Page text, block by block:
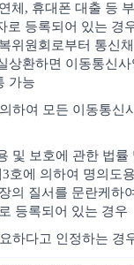
체, 휴대폰 대출 등
로 등록되어 있는 경
위원회로부터 통신
상환하면 이동통신사
가능
하여 모든 이동통신
및 보호에 관한 법률
호에 의하여 명의도
의 질서를 문란케하
등록되어 있는 경우
하다고 인정하는 경